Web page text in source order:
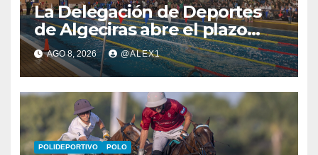
La Delegación de Deportes
de Algeciras abre el plazo
para los cursos municipales
de natación para todas las
edades
AGO 8, 2026 @ALEX1
POLIDEPORTIVO POLO